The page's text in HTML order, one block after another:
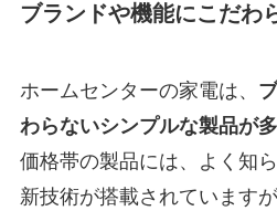
ブランドや機能にこだわ
ホームセンターの家電は、
わらないシンプルな製品が
価格帯の製品には、よく知
新技術が搭載されています